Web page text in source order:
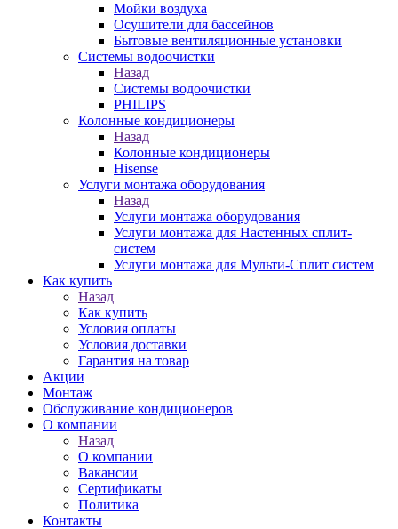
Мойки воздуха
Осушители для бассейнов
Бытовые вентиляционные установки
Системы водоочистки
Назад
Системы водоочистки
PHILIPS
Колонные кондиционеры
Назад
Колонные кондиционеры
Hisense
Услуги монтажа оборудования
Назад
Услуги монтажа оборудования
Услуги монтажа для Настенных сплит-
систем
Услуги монтажа для Мульти-Сплит систем
Как купить
Назад
Как купить
Условия оплаты
Условия доставки
Гарантия на товар
Акции
Монтаж
Обслуживание кондиционеров
О компании
Назад
О компании
Вакансии
Сертификаты
Политика
Контакты